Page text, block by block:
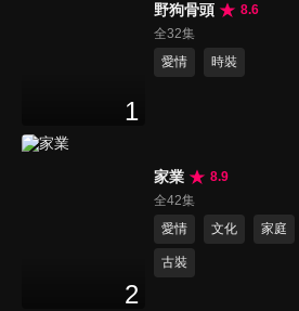
1
野狗骨頭
8.6
全32集
愛情
時裝
2
家業
8.9
全42集
愛情
文化 家庭
古裝